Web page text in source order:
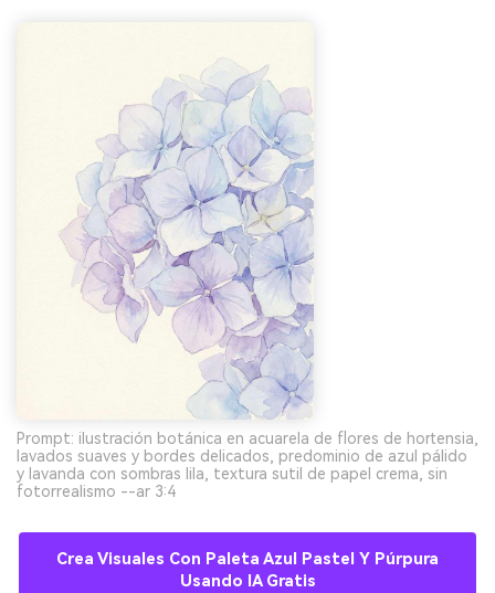
Prompt: ilustración botánica en acuarela de flores de hortensia,
lavados suaves y bordes delicados, predominio de azul pálido
y lavanda con sombras lila, textura sutil de papel crema, sin
fotorrealismo --ar 3:4
Crea Visuales Con Paleta Azul Pastel Y Púrpura
Usando IA Gratis